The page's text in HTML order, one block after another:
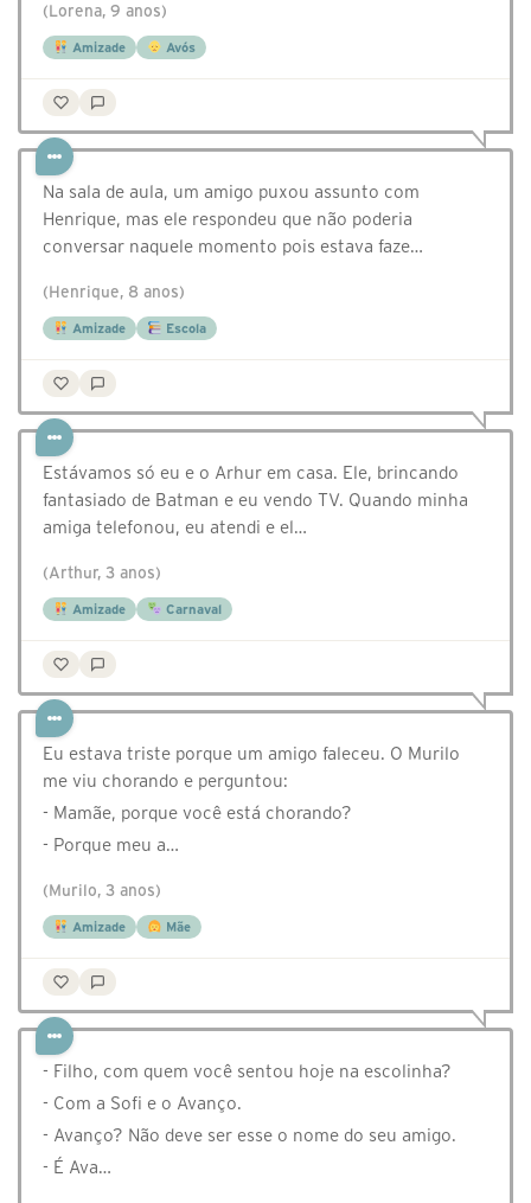
(Lorena, 9 anos)
Amizade Avós
Na sala de aula, um amigo puxou assunto com
Henrique, mas ele respondeu que não poderia
conversar naquele momento pois estava faze…
(Henrique, 8 anos)
Amizade Escola
Estávamos só eu e o Arhur em casa. Ele, brincando
fantasiado de Batman e eu vendo TV. Quando minha
amiga telefonou, eu atendi e el…
(Arthur, 3 anos)
Amizade Carnaval
Eu estava triste porque um amigo faleceu. O Murilo
me viu chorando e perguntou:
- Mamãe, porque você está chorando?
- Porque meu a…
(Murilo, 3 anos)
Amizade Mãe
- Filho, com quem você sentou hoje na escolinha?
- Com a Sofi e o Avanço.
- Avanço? Não deve ser esse o nome do seu amigo.
- É Ava…